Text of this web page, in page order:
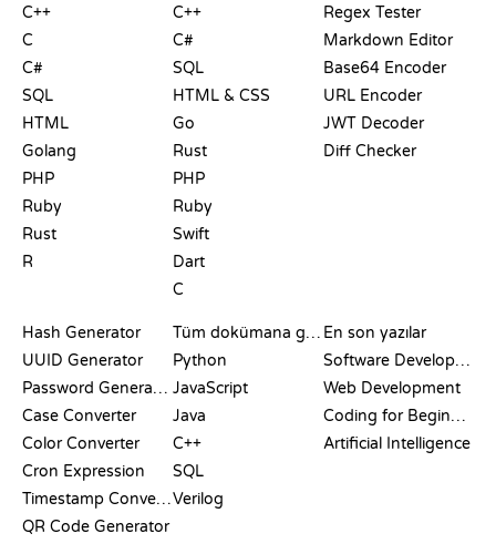
C++
C
C#
SQL
HTML
Golang
PHP
Ruby
Rust
R
C++
C#
SQL
HTML & CSS
Go
Rust
PHP
Ruby
Swift
Dart
C
Regex Tester
Markdown Editor
Base64 Encoder
URL Encoder
JWT Decoder
Diff Checker
Hash Generator
UUID Generator
Password Generator
Case Converter
Color Converter
Cron Expression
Timestamp Converter
QR Code Generator
Tüm dokümana göz at
Python
JavaScript
Java
C++
SQL
Verilog
En son yazılar
Software Development
Web Development
Coding for Beginners
Artificial Intelligence